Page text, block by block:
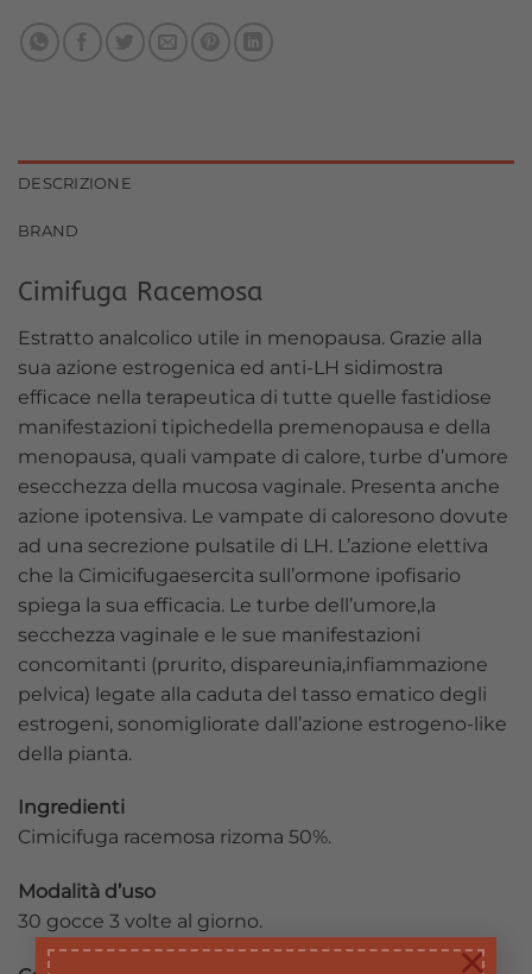
×
DESCRIZIONE
BRAND
Cimifuga Racemosa
Estratto analcolico utile in menopausa. Grazie alla
sua azione estrogenica ed anti-LH sidimostra
efficace nella terapeutica di tutte quelle fastidiose
manifestazioni tipichedella premenopausa e della
menopausa, quali vampate di calore, turbe d’umore
esecchezza della mucosa vaginale. Presenta anche
azione ipotensiva. Le vampate di caloresono dovute
ad una secrezione pulsatile di LH. L’azione elettiva
che la Cimicifugaesercita sull’ormone ipofisario
spiega la sua efficacia. Le turbe dell’umore,la
secchezza vaginale e le sue manifestazioni
concomitanti (prurito, dispareunia,infiammazione
pelvica) legate alla caduta del tasso ematico degli
estrogeni, sonomigliorate dall’azione estrogeno-like
della pianta.
Ingredienti
Cimicifuga racemosa rizoma 50%.
Modalità d’uso
30 gocce 3 volte al giorno.